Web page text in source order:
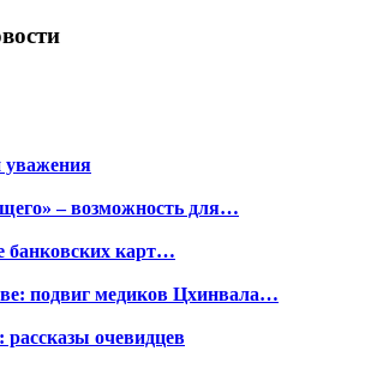
уважения
– возможность для…
банковских карт…
подвиг медиков Цхинвала…
рассказы очевидцев